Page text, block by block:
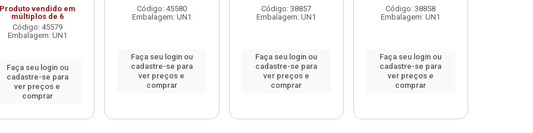
vendido em
múltiplos de 6
Código: 45579
Embalagem: UN1
Faça seu login ou
cadastre-se para
ver preços e
comprar
Código: 45580
Embalagem: UN1
Faça seu login ou
cadastre-se para
ver preços e
comprar
Código: 38857
Embalagem: UN1
Faça seu login ou
cadastre-se para
ver preços e
comprar
Código: 38858
Embalagem: UN1
Faça seu login ou
cadastre-se para
ver preços e
comprar